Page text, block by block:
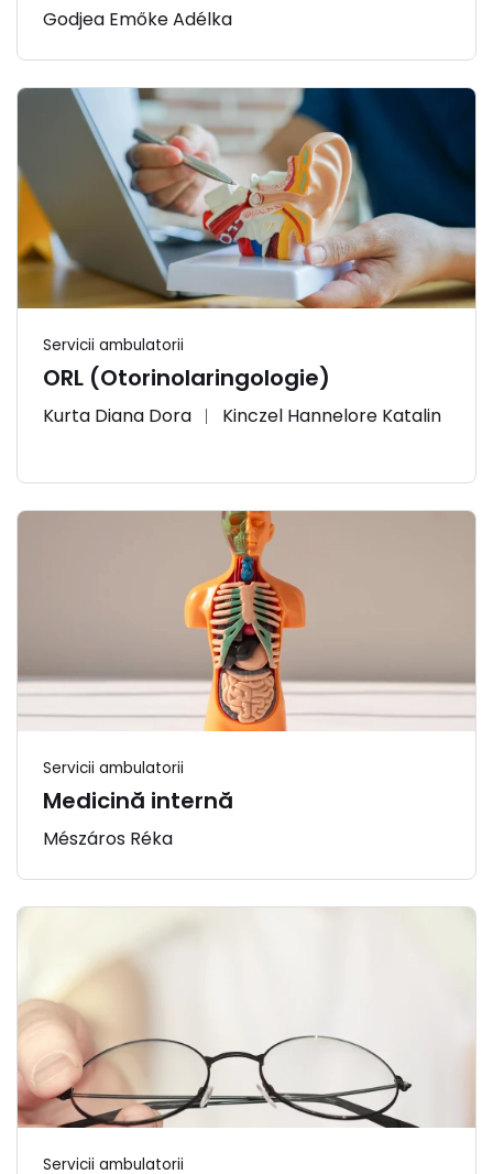
Godjea Emőke Adélka
Servicii ambulatorii
ORL (Otorinolaringologie)
Kurta Diana Dora Kinczel Hannelore Katalin
Servicii ambulatorii
Medicină internă
Mészáros Réka
Servicii ambulatorii